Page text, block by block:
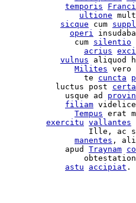
temporis
ultione
sicque cum
operi
cum
silentio
acrius
vulnus aliquod
Milites vero
te cuncta
luctus post
usque ad
filiam
Tempus erat
exercitu vallantes
Ille, ac
manentes ,
apud
Traynam
astu accipiat .